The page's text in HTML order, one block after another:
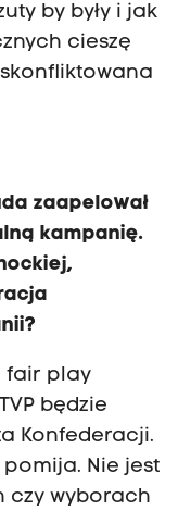
by były i jak
cieszę
zaapelował
kampanię.
fair play
będzie
Konfederacji.
Nie jest
czy wyborach